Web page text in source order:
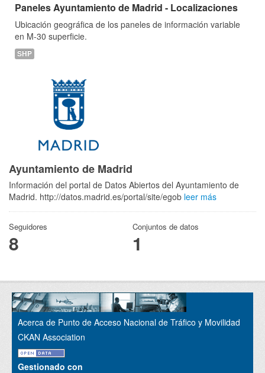
Paneles Ayuntamiento de Madrid - Localizaciones
Ubicación geográfica de los paneles de información variable
en M-30 superficie.
SHP
Ayuntamiento de Madrid
Información del portal de Datos Abiertos del Ayuntamiento de
Madrid. http://datos.madrid.es/portal/site/egob leer más
Seguidores
8
Conjuntos de datos
1
Acerca de Punto de Acceso Nacional de Tráfico y Movilidad
CKAN Association
Gestionado con